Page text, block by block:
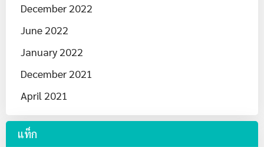
December 2022
June 2022
January 2022
December 2021
April 2021
แท็ก